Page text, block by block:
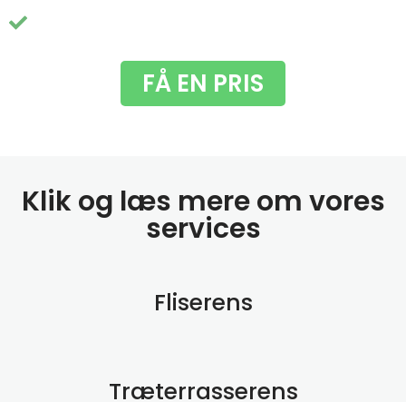
FÅ EN PRIS
Klik og læs mere om vores
services
Fliserens
Træterrasserens